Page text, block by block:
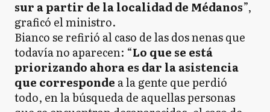
sur a partir de la localidad de Médanos”,
graficó el ministro.
Bianco se refirió al caso de las dos nenas que
todavía no aparecen: “Lo que se está
priorizando ahora es dar la asistencia
que corresponde a la gente que perdió
todo, en la búsqueda de aquellas personas